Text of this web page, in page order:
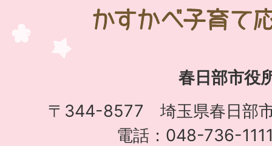
か
す
子
春日部市役
〒344-8577 埼玉県春日部
電話：048-736-